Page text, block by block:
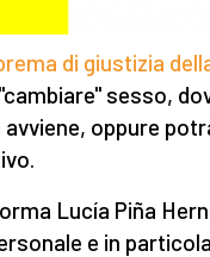
di giustizia
sesso,
oppure
Lucía Piña
e in